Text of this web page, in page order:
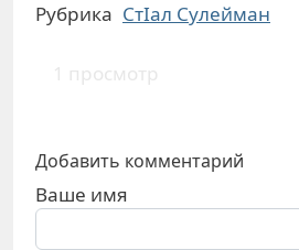
Рубрика СтIал Сулейман
1 просмотр
Добавить комментарий
Ваше имя